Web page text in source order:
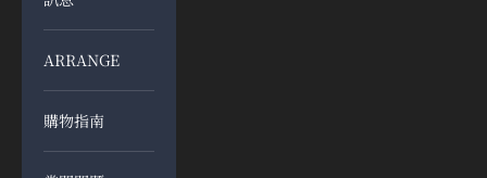
ARRANGE
購物指南